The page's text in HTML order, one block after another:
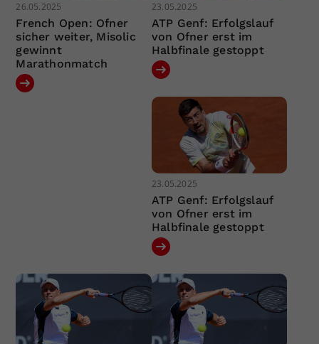
26.05.2025
French Open: Ofner
sicher weiter, Misolic
gewinnt
Marathonmatch
23.05.2025
ATP Genf: Erfolgslauf
von Ofner erst im
Halbfinale gestoppt
23.05.2025
ATP Genf: Erfolgslauf
von Ofner erst im
Halbfinale gestoppt